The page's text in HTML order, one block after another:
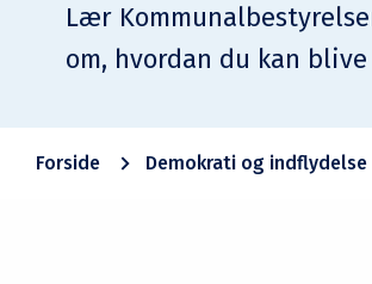
Lær
om, hvordan du kan
Forside Demokrati og indflydelse